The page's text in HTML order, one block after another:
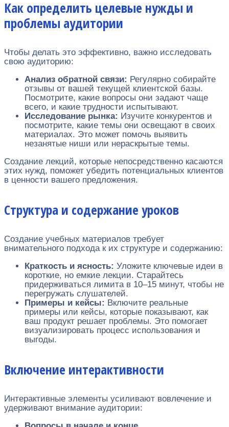
Как определить целевые нужды и
проблемы аудитории
Чтобы делать это эффективно, важно исследовать
свою аудиторию:
Анализ обратной связи: Регулярно собирайте
отзывы от вашей текущей клиентской базы.
Посмотрите, какие вопросы они задают чаще
всего, и какие трудности испытывают.
Исследование рынка: Изучите конкурентов и
посмотрите, какие темы они освещают в своих
материалах. Это может помочь выявить
незанятые ниши или нераскрытые темы.
Создание лекций, которые непосредственно касаются
этих нужд, поможет убедить потенциальных клиентов
в ценности вашего предложения.
Структура и содержание уроков
Создание учебных материалов требует
внимательного подхода к их структуре и содержанию:
Краткость и ясность: Уложите ключевые идеи в
короткие, но емкие лекции. Старайтесь
придерживаться лимита в 10–15 минут, чтобы не
перегружать слушателей.
Примеры и кейсы: Включите реальные
примеры или кейсы, которые показывают, как
ваш продукт решает проблемы. Это помогает
визуализировать процесс использования и
выгоды.
Включение интерактивности
Интерактивные элементы усиливают вовлечение и
удерживают внимание аудитории: